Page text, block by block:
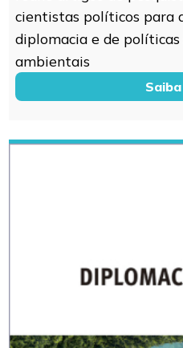
cientistas políticos para
diplomacia e de políticas
ambientais